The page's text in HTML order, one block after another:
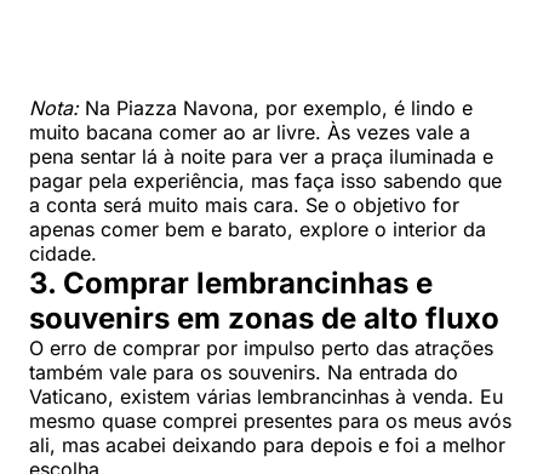
Nota:Na Piazza Navona, por exemplo, é lindo e
muito bacana comer ao ar livre. Às vezes vale a
pena sentar lá à noite para ver a praça iluminada e
pagar pela experiência, mas faça isso sabendo que
a conta será muito mais cara. Se o objetivo for
apenas comer bem e barato, explore o interior da
cidade.
3. Comprar lembrancinhas e
souvenirs em zonas de alto fluxo
O erro de comprar por impulso perto das atrações
também vale para os souvenirs. Na entrada do
Vaticano, existem várias lembrancinhas à venda. Eu
mesmo quase comprei presentes para os meus avós
ali, mas acabei deixando para depois e foi a melhor
escolha.